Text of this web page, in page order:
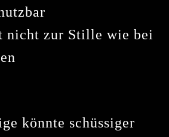
nicht zur Stille wie bei
könnte schüssiger